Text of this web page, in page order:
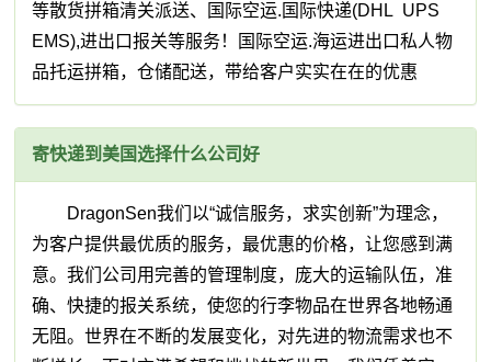
等散货拼箱清关派送、国际空运.国际快递(DHL UPS
EMS),进出口报关等服务！国际空运.海运进出口私人物
品托运拼箱，仓储配送，带给客户实实在在的优惠
寄快递到美国选择什么公司好
DragonSen我们以“诚信服务，求实创新”为理念，
为客户提供最优质的服务，最优惠的价格，让您感到满
意。我们公司用完善的管理制度，庞大的运输队伍，准
确、快捷的报关系统，使您的行李物品在世界各地畅通
无阻。世界在不断的发展变化，对先进的物流需求也不